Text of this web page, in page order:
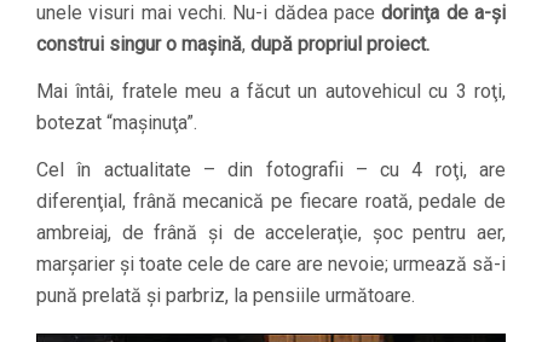
unele visuri mai vechi. Nu-i dădea pacedorinţa de a-şi
construi singur o maşină, după propriul proiect.
Mai întâi, fratele meu a făcut un autovehicul cu 3 roţi,
botezat “maşinuţa”.
Cel în actualitate – din fotografii – cu 4 roţi, are
diferenţial, frână mecanică pe fiecare roată, pedale de
ambreiaj, de frână şi de acceleraţie, şoc pentru aer,
marşarier şi toate cele de care are nevoie; urmează să-i
pună prelată şi parbriz, la pensiile următoare.